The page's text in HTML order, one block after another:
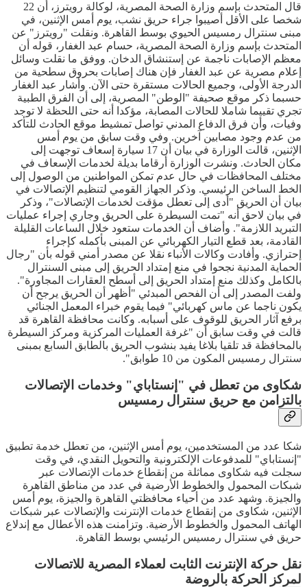
قال المتحدث بإسم وزارة الصحة المصرية، لوكالة رويترز، أن 22
شخصا على الأقل أصيبوا جراء حريق نشب، يوم أمس الإثنين، في
مبنى سنترال رمسيس الحيوي بوسط القاهرة. ونقلت "رويترز" عن
المتحدث بإسم وزارة الصحة المصرية، حسام عبد الغفار، قوله أن
معظم الإصابات ناجمة عن إستنشاق الدخان. ووفق ما نقلت وسائل
إعلام مصرية عن عبد الغفار فإن هناك إصابات بحروق سطحية من
الدرجة الأولى، وجميع الحالات مستقرة حتى الآن. وأشار عبد الغفار
حسبما ذكر موقع صحيفة "الوطن" المصرية، إلى أن الفرق الطبية
تجري تقييما شاملا للحالات المصابة، مؤكدا أنه حتى اللحظة لا توجد
وفيات، وأن فرق الدفاع المدني تواصل تمشيط موقع الحادث للتأكد
من عدم وجود مصابين آخرين. وفي وقت سابق من يوم أمس
الإثنين، قالت الوزارة في بيان أن 17 سيارة إسعاف توجهت إلى
مكان الحادث. ونشرت الوزارة أرقاما بديلة لخدمات الإسعاف في
مختلف المحافظات في حال عدم تمكن المواطنين من الوصول إلى
الخط الساخن الرئيسي. وذكر الجهاز القومي لتنظيم الإتصالات في
بيان أن الحريق "أدى إلى تعطل مؤقت لخدمات الإتصالات"، وذكر
في بيان لاحق أنه "تمت السيطرة على الحريق وجاري إجراء عمليات
التبريد اللازمة". وأضاف أن الخدمات ستعود خلال الساعات القليلة
القادمة، بعد قطع التيار الكهربائي عن المبنى بأكمله كإجراء
إحترازي. وأفادت وكالات الأنباء نقلا عن مصدر أمني قوله بأن "رجال
الحماية المدنية نجحوا في منع إمتداد الحريق إلى مبنى السنترال
بالكامل وكذلك منع إمتداد الحريق إلى أسطح العقارات المجاورة".
ولفت المصدر إلى أن الفحص المبدئي "أظهر أن الحريق يرجح أن
يكون ناجما عن ماس كهربائي" فيما يقوم خبراء المعمل الجنائي
برفع آثار الحريق للوقوف على أسبابه. وكانت محافظة القاهرة قد
قالت في وقت سابق أن "غرفة العمليات المركزية ومركز السيطرة
بالمحافظة قد تلقيا بلاغا يفيد بنشوب الحريق بالطابق السابع بمبنى
سنترال رمسيس المكون من 10 طوابق".
شكاوى من تعطل في "إنستاباي" وخدمات الإتصالات
بالتزامن مع حريق سنترال رمسيس
شكا عدد من المستخدمين، يوم أمس الإثنين، من تعطل خدمة تطبيق
"إنستاباي" للمدفوعات الإلكترونية والتحويل النقدي، في وقت
سجلت فيه شكاوى مماثلة من إنقطاع خدمات الإتصالات عبر
شبكات المحمول والخطوط الأرضية في عدد من مناطق القاهرة
والجيزة. وشهد عدد من أحياء محافظتي القاهرة والجيزة، يوم أمس
الإثنين، شكاوى من إنقطاع خدمات الإنترنت والإتصالات عبر شبكات
الهاتف المحمول والخطوط الأرضية. وتزامنت هذه الأعطال مع إندلاع
حريق في سنترال رمسيس الرئيسي بوسط القاهرة.
نقل حركة الإنترنت الثابت لعملاء المصرية للاتصالات
لمركز الحركة بالروضة